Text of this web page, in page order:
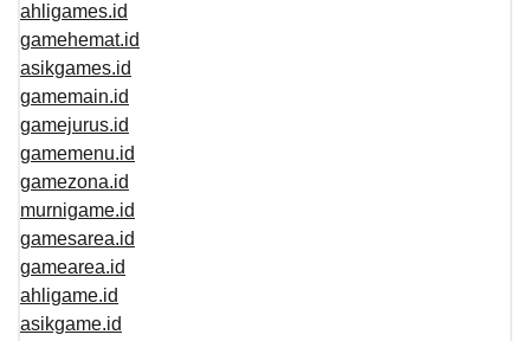
ahligames.id
gamehemat.id
asikgames.id
gamemain.id
gamejurus.id
gamemenu.id
gamezona.id
murnigame.id
gamesarea.id
gamearea.id
ahligame.id
asikgame.id